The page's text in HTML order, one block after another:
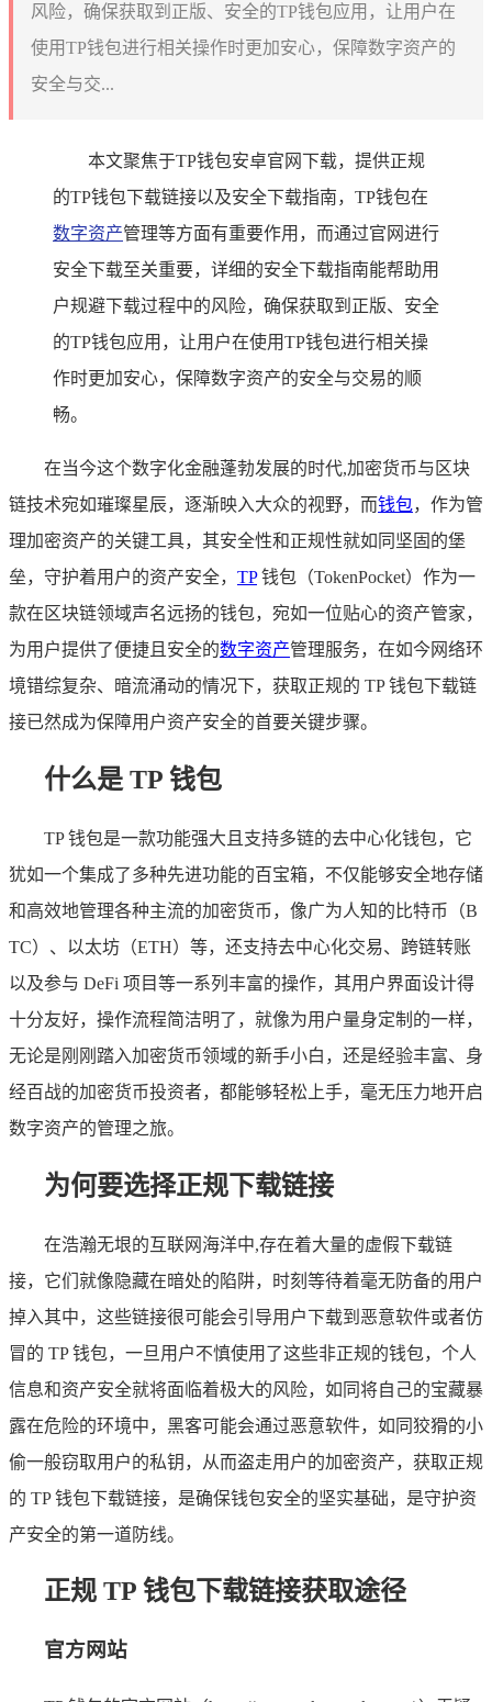
风险，确保获取到正版、安全的TP钱包应用，让用户在
使用TP钱包进行相关操作时更加安心，保障数字资产的
安全与交...
本文聚焦于TP钱包安卓官网下载，提供正规
的TP钱包下载链接以及安全下载指南，TP钱包在
数字资产管理等方面有重要作用，而通过官网进行
安全下载至关重要，详细的安全下载指南能帮助用
户规避下载过程中的风险，确保获取到正版、安全
的TP钱包应用，让用户在使用TP钱包进行相关操
作时更加安心，保障数字资产的安全与交易的顺
畅。
在当今这个数字化金融蓬勃发展的时代,加密货币与区块
链技术宛如璀璨星辰，逐渐映入大众的视野，而钱包，作为管
理加密资产的关键工具，其安全性和正规性就如同坚固的堡
垒，守护着用户的资产安全， TP钱包（TokenPocket）作为一
款在区块链领域声名远扬的钱包，宛如一位贴心的资产管家，
为用户提供了便捷且安全的数字资产管理服务，在如今网络环
境错综复杂、暗流涌动的情况下，获取正规的 TP 钱包下载链
接已然成为保障用户资产安全的首要关键步骤。
什么是 TP 钱包
TP 钱包是一款功能强大且支持多链的去中心化钱包，它
犹如一个集成了多种先进功能的百宝箱，不仅能够安全地存储
和高效地管理各种主流的加密货币，像广为人知的比特币（B
TC）、以太坊（ETH）等，还支持去中心化交易、跨链转账
以及参与 DeFi 项目等一系列丰富的操作，其用户界面设计得
十分友好，操作流程简洁明了，就像为用户量身定制的一样，
无论是刚刚踏入加密货币领域的新手小白，还是经验丰富、身
经百战的加密货币投资者，都能够轻松上手，毫无压力地开启
数字资产的管理之旅。
为何要选择正规下载链接
在浩瀚无垠的互联网海洋中,存在着大量的虚假下载链
接，它们就像隐藏在暗处的陷阱，时刻等待着毫无防备的用户
掉入其中，这些链接很可能会引导用户下载到恶意软件或者仿
冒的 TP 钱包，一旦用户不慎使用了这些非正规的钱包，个人
信息和资产安全就将面临着极大的风险，如同将自己的宝藏暴
露在危险的环境中，黑客可能会通过恶意软件，如同狡猾的小
偷一般窃取用户的私钥，从而盗走用户的加密资产，获取正规
的 TP 钱包下载链接，是确保钱包安全的坚实基础，是守护资
产安全的第一道防线。
正规 TP 钱包下载链接获取途径
官方网站